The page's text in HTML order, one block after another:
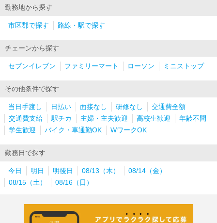
勤務地から探す
市区郡で探す 路線・駅で探す
チェーンから探す
セブンイレブン ファミリーマート ローソン ミニストップ
その他条件で探す
当日手渡し 日払い 面接なし 研修なし
交通費全額
交通費支給
駅チカ 主婦・主夫歓迎 高校生歓迎
年齢不問
学生歓迎
バイク・車通勤OK WワークOK
勤務日で探す
今日 明日 明後日 08/13（木）
08/14（金）
08/15（土）
08/16（日）